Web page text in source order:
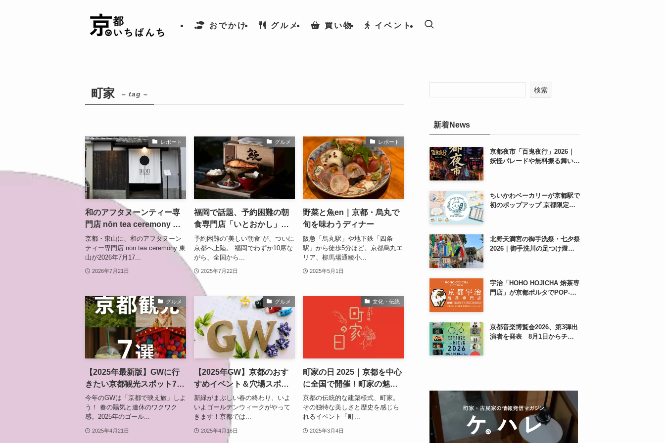
おでかけ グルメ 買い物 イベント
町家 – tag –
レポート
和のアフタヌーンティー専
門店 nōn tea ceremony 東
山がオープン セルフリノ
ベーションした町家で新た
な茶の時間を
京都・東山に、和のアフタヌーン
ティー専門店 nōn tea ceremony 東
山が2026年7月17...
2026年7月21日
グルメ
福岡で話題、予約困難の朝
食専門店「いとおかし」が
京都初出店！
予約困難の“美しい朝食”が、ついに
京都へ上陸。 福岡でわずか10席な
がら、全国から...
2025年7月22日
レポート
野菜と魚en｜京都・烏丸で
旬を味わうディナー
阪急「烏丸駅」や地下鉄「四条
駅」から徒歩5分ほど。京都烏丸エ
リア、柳馬場通綾小...
2025年5月1日
グルメ
【2025年最新版】GWに行
きたい京都観光スポット7選
｜おしゃれカフェから映え
神社まで
今年のGWは「京都で映え旅」しよ
う！ 春の陽気と連休のワクワク
感。2025年のゴール...
2025年4月21日
グルメ
【2025年GW】京都のおす
すめイベント＆穴場スポッ
ト完全ガイド｜子連れ・カ
ップル・ひとり旅にも！
新緑がまぶしい春の終わり、いよ
いよゴールデンウィークがやって
きます！京都では...
2025年4月16日
文化・伝統
町家の日 2025｜京都を中心
に全国で開催！町家の魅力
を満喫しよう
京都の伝統的な建築様式、町家。
その独特な美しさと歴史を感じら
れるイベント「町...
2025年3月4日
検索
新着News
京都夜市「百鬼夜行」2026｜
妖怪パレードや無料振る舞いを
ちいかわベーカリーが京都駅で
初のポップアップ 京都限定
北野天満宮の御手洗祭・七夕祭
2026｜御手洗川の足つけ燈明
宇治「HOHO HOJICHA 焙茶専
門店」が京都ポルタでPOP-
京都音楽博覧会2026、第3弾出
演者を発表 8月1日からチケ